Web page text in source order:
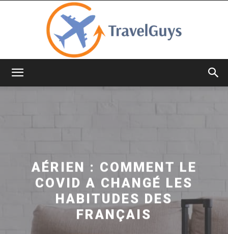
AÉRIEN : COMMENT LE
COVID A CHANGÉ LES
HABITUDES DES
FRANÇAIS